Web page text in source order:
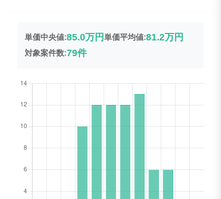
単価中央値:85.0万円単価平均値:81.2万円
対象案件数:79件